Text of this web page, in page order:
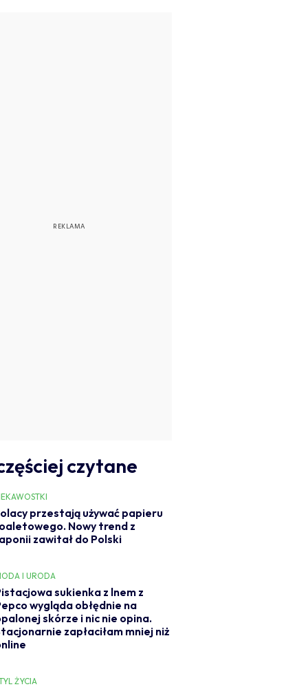
czytane
przestają używać papieru
Nowy trend z
zawitał do Polski
I URODA
sukienka z lnem z
wygląda obłędnie na
skórze i nic nie opina.
zapłaciłam mniej niż
ŻYCIA